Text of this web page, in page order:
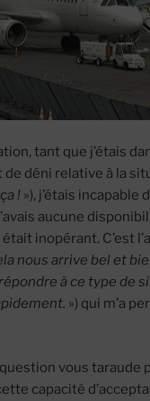
tant que j’étais
déni relative à la
! »), j’étais incapable
aucune
inopérant. C’est
nous arrive bel et
à ce type de
») qui m’a
vous taraude
capacité